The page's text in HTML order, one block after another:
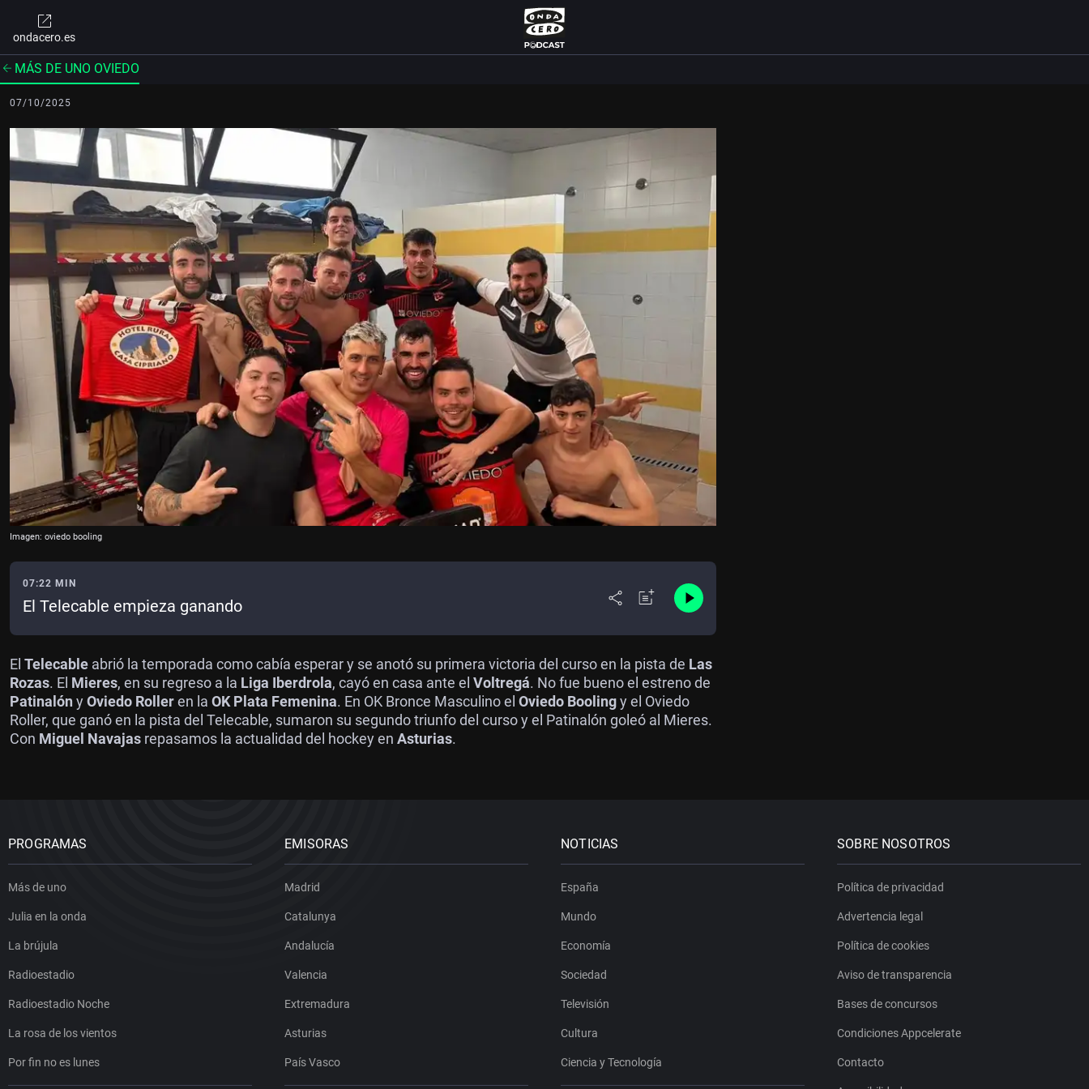
ondacero.es
MÁS DE UNO OVIEDO
07/10/2025
Imagen: oviedo booling
07:22 MIN
El Telecable empieza ganando
El Telecable abrió la temporada como cabía esperar y se anotó su primera victoria del curso en la pista de Las
Rozas. El Mieres, en su regreso a la Liga Iberdrola, cayó en casa ante el Voltregá. No fue bueno el estreno de
PatinalónyOviedo Rolleren la OK Plata Femenina. En OK Bronce Masculino el Oviedo Boolingy el Oviedo
Roller, que ganó en la pista del Telecable, sumaron su segundo triunfo del curso y el Patinalón goleó al Mieres.
Con Miguel Navajas repasamos la actualidad del hockey en Asturias.
PROGRAMAS
Más de uno
Julia en la onda
La brújula
Radioestadio
Radioestadio Noche
La rosa de los vientos
Por fin no es lunes
EMISORAS
Madrid
Catalunya
Andalucía
Valencia
Extremadura
Asturias
País Vasco
NOTICIAS
España
Mundo
Economía
Sociedad
Televisión
Cultura
Ciencia y Tecnología
SOBRE NOSOTROS
Política de privacidad
Advertencia legal
Política de cookies
Aviso de transparencia
Bases de concursos
Condiciones Appcelerate
Contacto